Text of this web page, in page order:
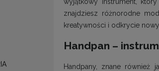
znajdziesz różnorodne
kreatywności i odkrycie
Handpan –
Handpany, znane również